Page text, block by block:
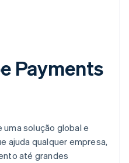
Payments
solução global e
ajuda qualquer empresa,
até grandes